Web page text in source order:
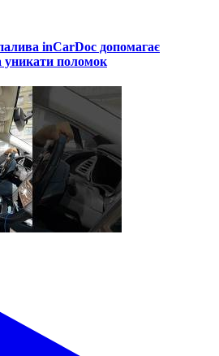
inCarDoc допомагає
уникати поломок